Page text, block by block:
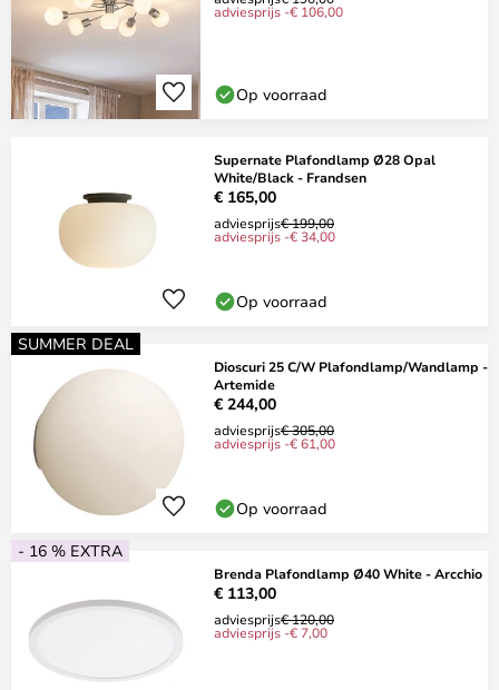
adviesprijs -€ 106,00
Op voorraad
Supernate Plafondlamp Ø28 Opal
White/Black - Frandsen
€ 165,00
adviesprijs€ 199,00
adviesprijs -€ 34,00
Op voorraad
SUMMER DEAL
Dioscuri 25 C/W Plafondlamp/Wandlamp -
Artemide
€ 244,00
adviesprijs€ 305,00
adviesprijs -€ 61,00
Op voorraad
- 16 % EXTRA
Brenda Plafondlamp Ø40 White - Arcchio
€ 113,00
adviesprijs€ 120,00
adviesprijs -€ 7,00